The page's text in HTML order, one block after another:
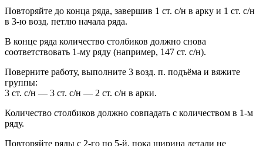
Повторяйте до конца ряда, завершив 1 ст. с/н в арку и 1 ст. с/н
в 3-ю возд. петлю начала ряда.
В конце ряда количество столбиков должно снова
соответствовать 1-му ряду (например, 147 ст. с/н).
Поверните работу, выполните 3 возд. п. подъёма и вяжите
группы:
3 ст. с/н — 3 ст. с/н — 2 ст. с/н в арки.
Количество столбиков должно совпадать с количеством в 1-м
ряду.
Повторяйте ряды с 2-го по 5-й, пока ширина детали не